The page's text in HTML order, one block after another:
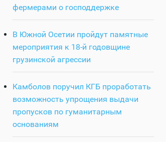
фермерами о господдержке
В Южной Осетии пройдут памятные
мероприятия к 18-й годовщине
грузинской агрессии
Камболов поручил КГБ проработать
возможность упрощения выдачи
пропусков по гуманитарным
основаниям